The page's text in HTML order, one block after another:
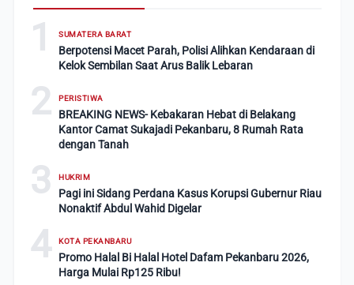
1 SUMATERA BARAT
Berpotensi Macet Parah, Polisi Alihkan Kendaraan di
Kelok Sembilan Saat Arus Balik Lebaran
2 PERISTIWA
BREAKING NEWS- Kebakaran Hebat di Belakang
Kantor Camat Sukajadi Pekanbaru, 8 Rumah Rata
dengan Tanah
3 HUKRIM
Pagi ini Sidang Perdana Kasus Korupsi Gubernur Riau
Nonaktif Abdul Wahid Digelar
4 KOTA PEKANBARU
Promo Halal Bi Halal Hotel Dafam Pekanbaru 2026,
Harga Mulai Rp125 Ribu!